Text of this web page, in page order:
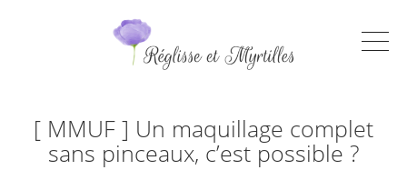
[ MMUF ] Un maquillage complet
sans pinceaux, c’est possible ?